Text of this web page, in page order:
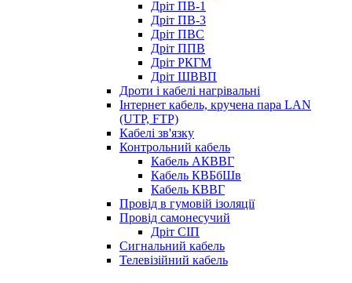
Дріт ПВ-1
Дріт ПВ-3
Дріт ПВС
Дріт ППВ
Дріт РКГМ
Дріт ШВВП
Дроти і кабелі нагрівальні
Інтернет кабель, кручена пара LAN
(UTP, FTP)
Кабелі зв'язку
Контрольний кабель
Кабель АКВВГ
Кабель КВБбШв
Кабель КВВГ
Провід в гумовій ізоляції
Провід самонесучий
Дріт СІП
Сигнальний кабель
Телевізійний кабель